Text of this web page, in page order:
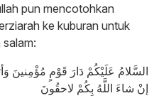
pun mencotohkan
ke kuburan untuk
السَّلامُ عَلَيْكُمْ دَارَ قَوْمٍ مُؤْمِنينَ
إنْ شاءَ اللَّهُ بِكُمْ لاحقُونَ